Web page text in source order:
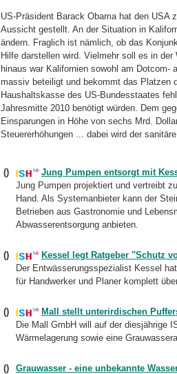
US-Präsident Barack Obama hat den USA
Aussicht gestellt. An der Situation in
ändern. Fraglich ist nämlich, ob das
Hilfe darstellen wird. Vielmehr soll es in
hinaus war Kalifornien sowohl am Dotcom-
massiv beteiligt und bekommt das Platzen
Haushaltskasse des US-Bundesstaates
Jahresmitte 2010 benötigt würden. Dem
Einsparungen in Höhe von sechs Mrd.
Steuererhöhungen ... dabei wird der
()
Jung Pumpen entsorgt mit
Jung Pumpen projektiert und vertreibt
Hand. Als Systemanbieter kann der
Betrieben aus Gastronomie und
Abwasserentsorgung anbieten.
()
Kessel legt Ratgeber "Schutz
Der Entwässerungsspezialist Kessel
für Handwerker und Planer komplett
()
Mall stellt unterirdischen
Die Mall GmbH will auf der diesjährige
Wärmelagerung sowie eine
()
Grauwasser - eine unbekannte